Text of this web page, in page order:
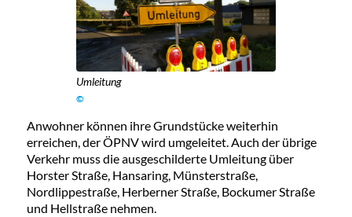
Umleitung
©
Anwohner können ihre Grundstücke weiterhin
erreichen, der ÖPNV wird umgeleitet. Auch der übrige
Verkehr muss die ausgeschilderte Umleitung über
Horster Straße, Hansaring, Münsterstraße,
Nordlippestraße, Herberner Straße, Bockumer Straße
und Hellstraße nehmen.